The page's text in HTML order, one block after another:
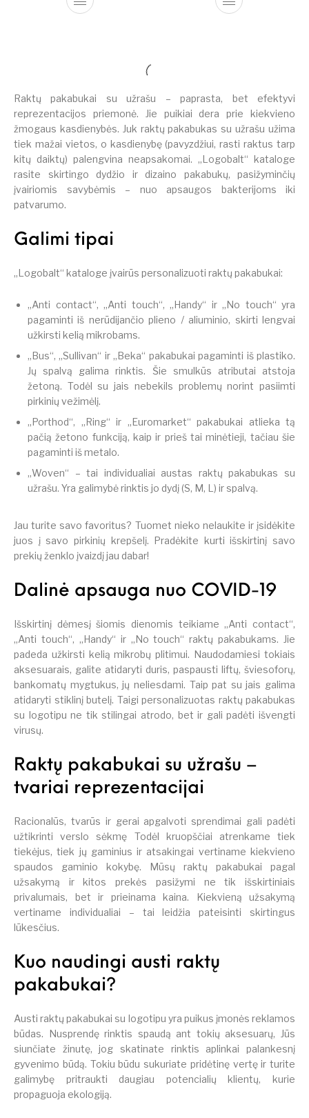
Raktų pakabukai su užrašu – paprasta, bet efektyvi
reprezentacijos priemonė. Jie puikiai dera prie kiekvieno
žmogaus kasdienybės. Juk raktų pakabukas su užrašu užima
tiek mažai vietos, o kasdienybę (pavyzdžiui, rasti raktus tarp
kitų daiktų) palengvina neapsakomai. „Logobalt“ kataloge
rasite skirtingo dydžio ir dizaino pakabukų, pasižyminčių
įvairiomis savybėmis – nuo apsaugos bakterijoms iki
patvarumo.
Galimi tipai
„Logobalt“ kataloge įvairūs personalizuoti raktų pakabukai:
„Anti contact“, „Anti touch“, „Handy“ ir „No touch“ yra
pagaminti iš nerūdijančio plieno / aliuminio, skirti lengvai
užkirsti kelią mikrobams.
„Bus“, „Sullivan“ ir „Beka“ pakabukai pagaminti iš plastiko.
Jų spalvą galima rinktis. Šie smulkūs atributai atstoja
žetoną. Todėl su jais nebekils problemų norint pasiimti
pirkinių vežimėlį.
„Porthod“, „Ring“ ir „Euromarket“ pakabukai atlieka tą
pačią žetono funkciją, kaip ir prieš tai minėtieji, tačiau šie
pagaminti iš metalo.
„Woven“ – tai individualiai austas raktų pakabukas su
užrašu. Yra galimybė rinktis jo dydį (S, M, L) ir spalvą.
Jau turite savo favoritus? Tuomet nieko nelaukite ir įsidėkite
juos į savo pirkinių krepšelį. Pradėkite kurti išskirtinį savo
prekių ženklo įvaizdį jau dabar!
Dalinė apsauga nuo COVID-19
Išskirtinį dėmesį šiomis dienomis teikiame „Anti contact“,
„Anti touch“, „Handy“ ir „No touch“ raktų pakabukams. Jie
padeda užkirsti kelią mikrobų plitimui. Naudodamiesi tokiais
aksesuarais, galite atidaryti duris, paspausti liftų, šviesoforų,
bankomatų mygtukus, jų neliesdami. Taip pat su jais galima
atidaryti stiklinį butelį. Taigi personalizuotas raktų pakabukas
su logotipu ne tik stilingai atrodo, bet ir gali padėti išvengti
virusų.
Raktų pakabukai su užrašu –
tvariai reprezentacijai
Racionalūs, tvarūs ir gerai apgalvoti sprendimai gali padėti
užtikrinti verslo sėkmę Todėl kruopščiai atrenkame tiek
tiekėjus, tiek jų gaminius ir atsakingai vertiname kiekvieno
spaudos gaminio kokybę. Mūsų raktų pakabukai pagal
užsakymą ir kitos prekės pasižymi ne tik išskirtiniais
privalumais, bet ir prieinama kaina. Kiekvieną užsakymą
vertiname individualiai – tai leidžia pateisinti skirtingus
lūkesčius.
Kuo naudingi austi raktų
pakabukai?
Austi raktų pakabukai su logotipu yra puikus įmonės reklamos
būdas. Nusprendę rinktis spaudą ant tokių aksesuarų, Jūs
siunčiate žinutę, jog skatinate rinktis aplinkai palankesnį
gyvenimo būdą. Tokiu būdu sukuriate pridėtinę vertę ir turite
galimybę pritraukti daugiau potencialių klientų, kurie
propaguoja ekologiją.